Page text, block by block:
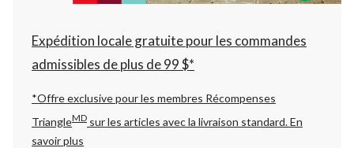
Expédition locale gratuite pour les commandes
admissibles de plus de 99 $*
*Offre exclusive pour les membres Récompenses
TriangleMD sur les articles avec la livraison standard.En
savoir plus